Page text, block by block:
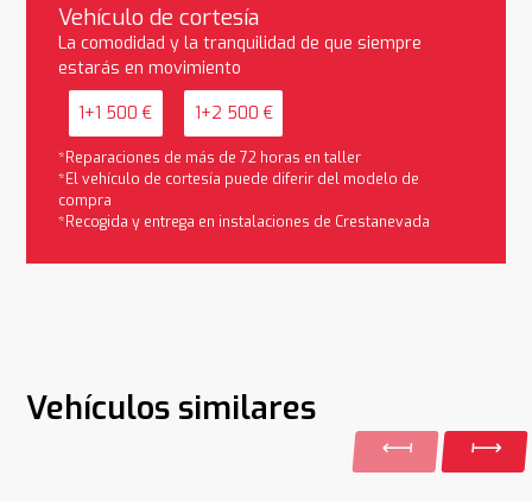
Vehículo de cortesía
La comodidad y la tranquilidad de que siempre
estarás en movimiento
1+1 500 € 1+2 500 €
*Reparaciones de más de 72 horas en taller
*El vehículo de cortesía puede diferir del modelo de
compra
*Recogida y entrega en instalaciones de Crestanevada
Vehículos similares